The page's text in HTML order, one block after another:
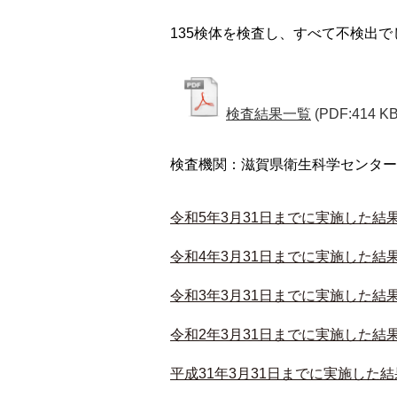
135検体を検査し、すべて不検出で
検査結果一覧 (PDF:414
検査機関：滋賀県衛生科学センター
令和5年3月31日までに実施した結
令和4年3月31日までに実施した結
令和3年3月31日までに実施した結
令和2年3月31日までに実施した結
平成31年3月31日までに実施した結